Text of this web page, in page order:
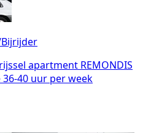
apartment REMONDIS
36-40 uur per week